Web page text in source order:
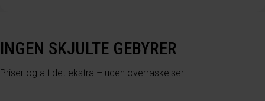
INGEN SKJULTE GEBYRER
Priser og alt det ekstra – uden overraskelser.